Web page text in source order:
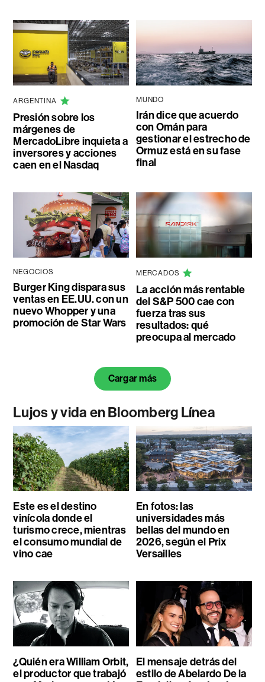
ARGENTINA
Presión sobre los
márgenes de
MercadoLibre inquieta a
inversores y acciones
caen en el Nasdaq
MUNDO
Irán dice que acuerdo
con Omán para
gestionar el estrecho de
Ormuz está en su fase
final
NEGOCIOS
Burger King dispara sus
ventas en EE.UU. con un
nuevo Whopper y una
promoción de Star Wars
MERCADOS
La acción más rentable
del S&P 500 cae con
fuerza tras sus
resultados: qué
preocupa al mercado
Cargar más
Lujos y vida en Bloomberg Línea
Este es el destino
vinícola donde el
turismo crece, mientras
el consumo mundial de
vino cae
En fotos: las
universidades más
bellas del mundo en
2026, según el Prix
Versailles
¿Quién era William Orbit,
el productor que trabajó
El mensaje detrás del
estilo de Abelardo De la